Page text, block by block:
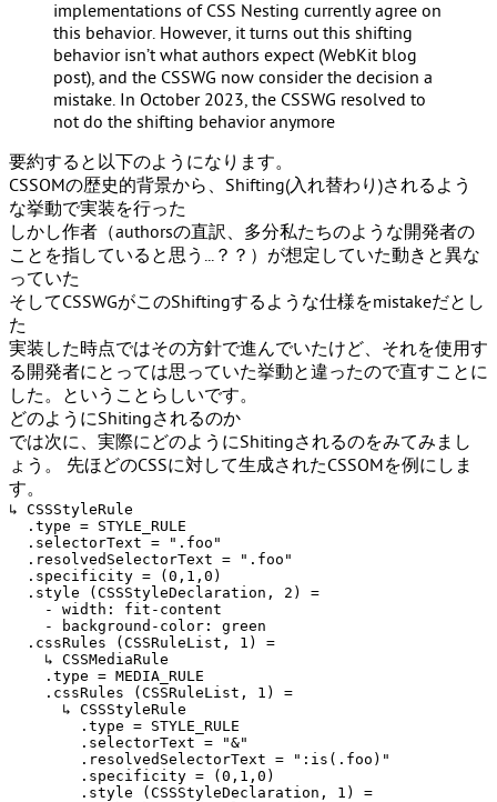
implementations of CSS Nesting currently agree on
this behavior. However, it turns out this shifting
behavior isn’t what authors expect (WebKit blog
post), and the CSSWG now consider the decision a
mistake. In October 2023, the CSSWG resolved to
not do the shifting behavior anymore
要約すると以下のようになります。
CSSOMの歴史的背景から、Shifting(入れ替わり)されるよう
な挙動で実装を行った
しかし作者（authorsの直訳、多分私たちのような開発者の
ことを指していると思う...？？）が想定していた動きと異な
っていた
そしてCSSWGがこのShiftingするような仕様をmistakeだとし
た
実装した時点ではその方針で進んでいたけど、それを使用す
る開発者にとっては思っていた挙動と違ったので直すことに
した。ということらしいです。
どのようにShitingされるのか
では次に、実際にどのようにShitingされるのをみてみまし
ょう。 先ほどのCSSに対して生成されたCSSOMを例にしま
す。
↳ CSSStyleRule
  .type = STYLE_RULE
  .selectorText = ".foo"
  .resolvedSelectorText = ".foo"
  .specificity = (0,1,0)
  .style (CSSStyleDeclaration, 2) =
    - width: fit-content
    - background-color: green
  .cssRules (CSSRuleList, 1) =
    ↳ CSSMediaRule
    .type = MEDIA_RULE
    .cssRules (CSSRuleList, 1) =
      ↳ CSSStyleRule
        .type = STYLE_RULE
        .selectorText = "&"
        .resolvedSelectorText = ":is(.foo)"
        .specificity = (0,1,0)
        .style (CSSStyleDeclaration, 1) =